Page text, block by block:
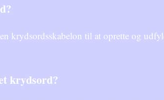
krydsordsskabelon til at oprette og
krydsord?